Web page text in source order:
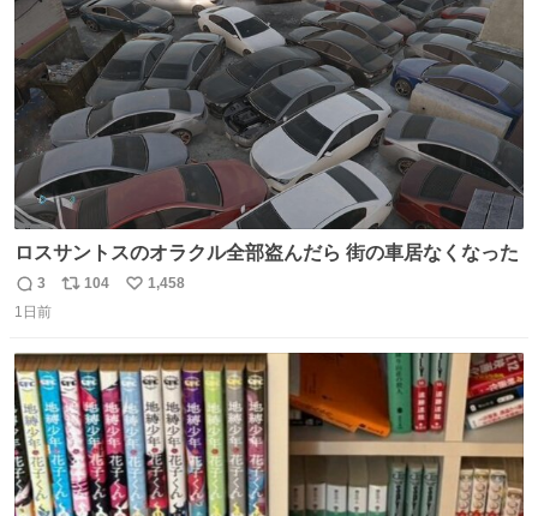
数
ロスサントスのオラクル全部盗んだら 街の車居なくなった
返
信
3
リ
ト
数
104
い
数
1,458
1日前